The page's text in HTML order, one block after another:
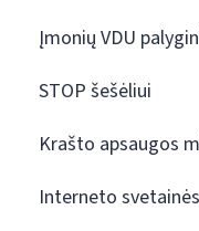
Įmonių VDU
STOP šešėliui
Krašto apsaugos
Interneto